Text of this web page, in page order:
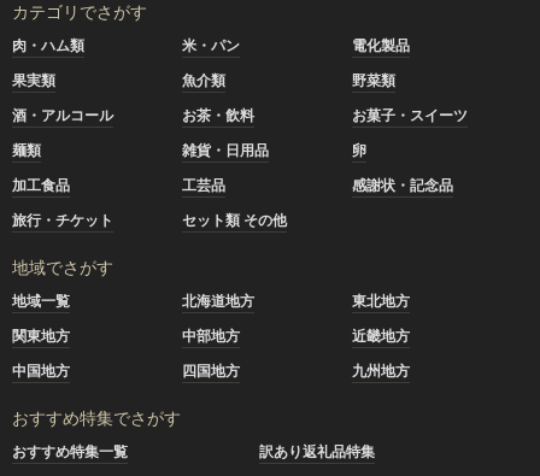
カテゴリでさがす
肉・ハム類 米・パン
電化製品
果実類
魚介類
野菜類
酒・アルコール
お茶・飲料
お菓子・スイーツ
麺類
雑貨・日用品
卵
加工食品
工芸品
感謝状・記念品
旅行・チケット
セット類 その他
地域でさがす
地域一覧 北海道地方
東北地方
関東地方
中部地方
近畿地方
中国地方
四国地方 九州地方
おすすめ特集でさがす
おすすめ特集一覧
訳あり返礼品特集